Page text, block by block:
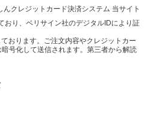
当サイト
おり、ベリサイン社のデジタルIDにより証
おります。ご注文内容やクレジットカー
号化して送信されます。第三者から解読